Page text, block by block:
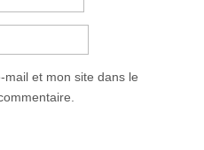
et mon site dans le